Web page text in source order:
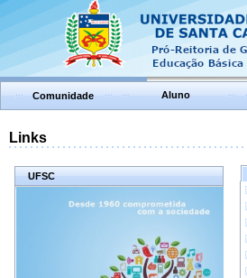
Comunidade Aluno
Links
UFSC